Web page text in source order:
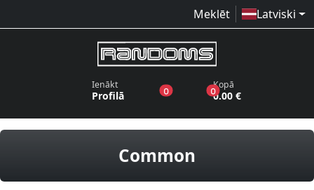
Meklēt Latviski
Ienākt
Profilā 0produkti vēlmju sarakstā
0produkti grozā
Kopā
0.00 €
Common